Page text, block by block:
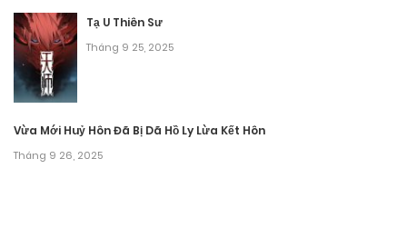
Tạ U Thiên Sư
Tháng 9 25, 2025
Vừa Mới Huỷ Hôn Đã Bị Dã Hồ Ly Lừa Kết Hôn
Tháng 9 26, 2025